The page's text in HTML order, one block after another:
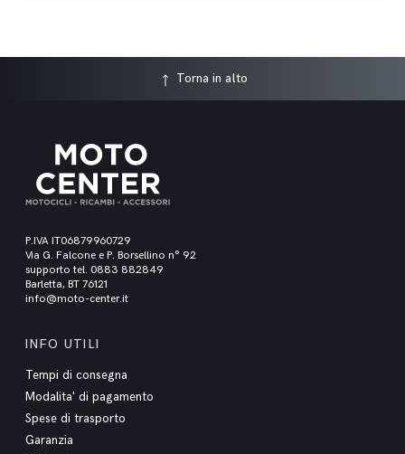
Torna in alto
P.IVA IT06879960729
Via G. Falcone e P. Borsellino n° 92
supporto tel. 0883 882849
Barletta, BT 76121
info@moto-center.it
INFO UTILI
Tempi di consegna
Modalita' di pagamento
Spese di trasporto
Garanzia